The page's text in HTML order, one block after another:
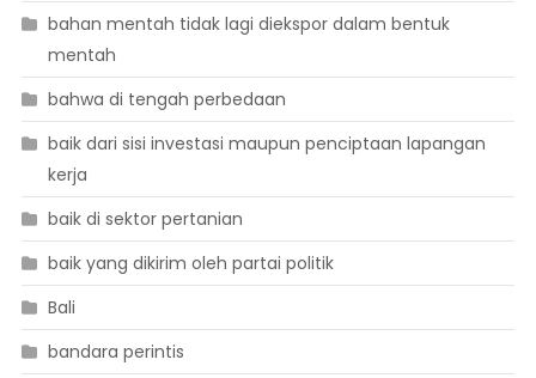
bahan mentah tidak lagi diekspor dalam bentuk
mentah
bahwa di tengah perbedaan
baik dari sisi investasi maupun penciptaan lapangan
kerja
baik di sektor pertanian
baik yang dikirim oleh partai politik
Bali
bandara perintis